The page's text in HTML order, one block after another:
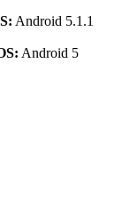
Android 5.1.1
Android 5